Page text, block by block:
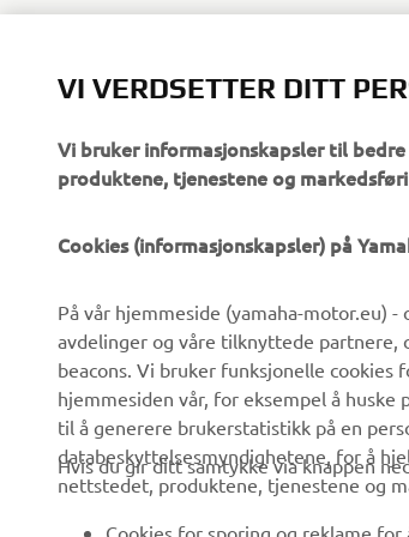
Nyheter
Arrangementer
Yamaha Press
Brosjyrer
Jobber hos Yamaha
Bli en forhandler
Myndigheter
Golfbaner
Kjøreskoler
Robotics
Partnerskap
VI VERDSETTER DITT
Vi bruker informasjonskapsler til
produktene, tjenestene og
Cookies (informasjonskapsler) på
På vår hjemmeside (yamaha-motor.eu)
avdelinger og våre tilknyttede partnere,
beacons. Vi bruker funksjonelle
hjemmesiden vår, for eksempel å
til å generere brukerstatistikk på en
databeskyttelsesmyndighetene, for å
nettstedet, produktene, tjenestene og
Hvis du gir ditt samtykke via knappen
Cookies for sporing og reklame